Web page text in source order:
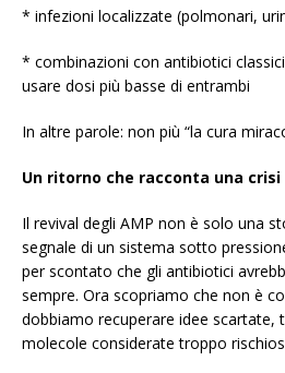
* infezioni localizzate (polmonari,
* combinazioni con antibiotici
usare dosi più basse di entrambi
In altre parole: non più “la cura
Un ritorno che racconta una crisi
Il revival degli AMP non è solo una
segnale di un sistema sotto
per scontato che gli antibiotici
sempre. Ora scopriamo che non è
dobbiamo recuperare idee scartate,
molecole considerate troppo